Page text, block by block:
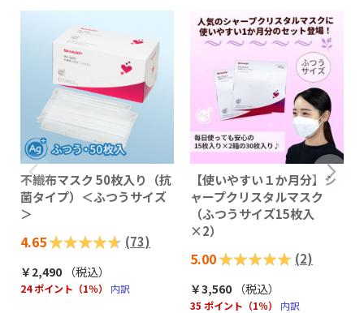
不織布マスク 50枚入り（抗
菌タイプ）＜ふつうサイズ
＞
評価:
4.65
93%
(73)
￥2,490 （税込）
24 ポイント（1％） 内訳
【使いやすい１か月分】シ
ャープクリスタルマスク
（ふつうサイズ15枚入
×2）
評価:
5.00
100%
(2)
￥3,560 （税込）
35 ポイント（1％） 内訳